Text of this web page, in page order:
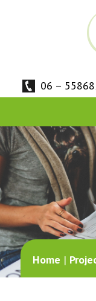
06 –
Home |